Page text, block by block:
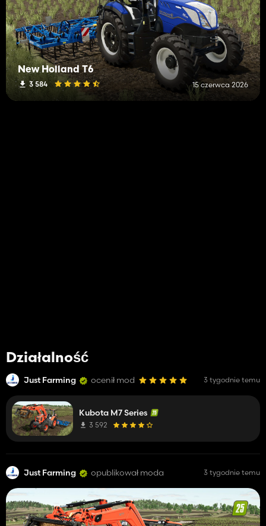
New Holland T6
3 584 15 czerwca 2026
Działalność
Just Farming ocenił mod 3 tygodnie temu
Kubota M7 Series
3 592
Just Farming opublikował moda 3 tygodnie temu